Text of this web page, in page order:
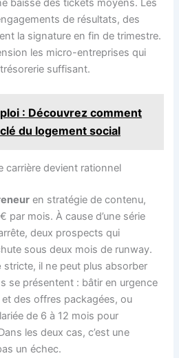
baisse des tickets moyens. Les
de résultats, des
la signature en fin de trimestre.
les micro-entreprises qui
suffisant.
: Découvrez comment
du logement social
carrière devient rationnel
en stratégie de contenu,
par mois. À cause d’une série
deux prospects qui
sous deux mois de runway.
stricte, il ne peut plus absorber
se présentent : bâtir en urgence
des offres packagées, ou
de 6 à 12 mois pour
les deux cas, c’est une
un échec.